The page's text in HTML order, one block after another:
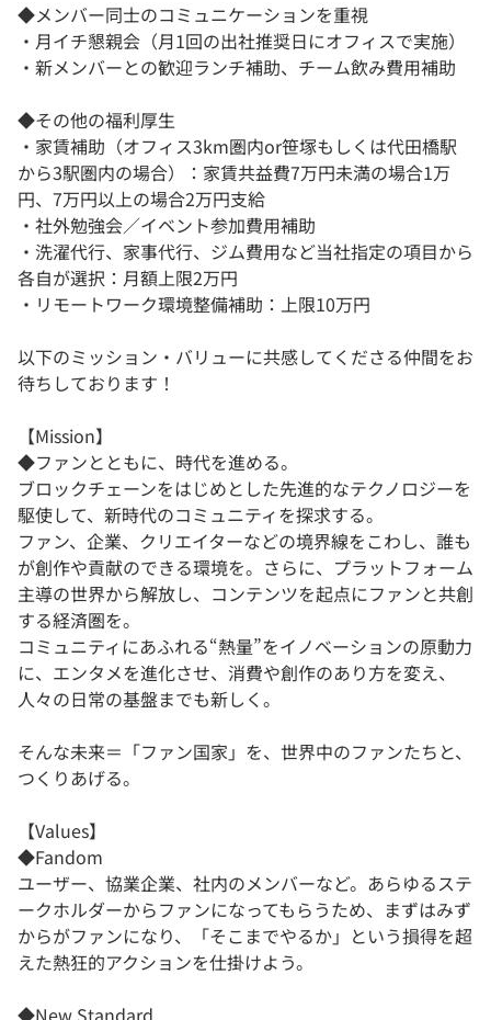
◆メンバー同士のコミュニケーションを重視
・月イチ懇親会（月1回の出社推奨日にオフィスで実施）
・新メンバーとの歓迎ランチ補助、チーム飲み費用補助
◆その他の福利厚生
・家賃補助（オフィス3km圏内or笹塚もしくは代田橋駅
から3駅圏内の場合）：家賃共益費7万円未満の場合1万
円、7万円以上の場合2万円支給
・社外勉強会／イベント参加費用補助
・洗濯代行、家事代行、ジム費用など当社指定の項目から
各自が選択：月額上限2万円
・リモートワーク環境整備補助：上限10万円
以下のミッション・バリューに共感してくださる仲間をお
待ちしております！
【Mission】
◆ファンとともに、時代を進める。
ブロックチェーンをはじめとした先進的なテクノロジーを
駆使して、新時代のコミュニティを探求する。
ファン、企業、クリエイターなどの境界線をこわし、誰も
が創作や貢献のできる環境を。さらに、プラットフォーム
主導の世界から解放し、コンテンツを起点にファンと共創
する経済圏を。
コミュニティにあふれる“熱量”をイノベーションの原動力
に、エンタメを進化させ、消費や創作のあり方を変え、
人々の日常の基盤までも新しく。
そんな未来＝「ファン国家」を、世界中のファンたちと、
つくりあげる。
【Values】
◆Fandom
ユーザー、協業企業、社内のメンバーなど。あらゆるステ
ークホルダーからファンになってもらうため、まずはみず
からがファンになり、「そこまでやるか」という損得を超
えた熱狂的アクションを仕掛けよう。